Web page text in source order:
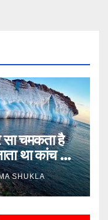
सा चमकता है
था कांच का
SHUKLA